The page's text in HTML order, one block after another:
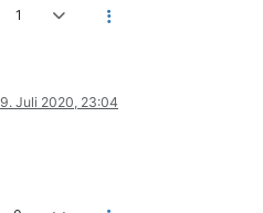
1
9. Juli 2020, 23:04